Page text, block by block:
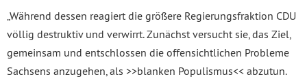
„Während dessen reagiert die größere Regierungsfraktion CDU
völlig destruktiv und verwirrt. Zunächst versucht sie, das Ziel,
gemeinsam und entschlossen die offensichtlichen Probleme
Sachsens anzugehen, als >>blanken Populismus<< abzutun.